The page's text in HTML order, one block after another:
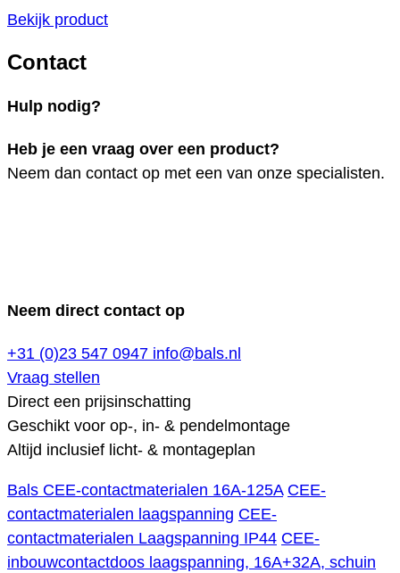
Bekijk product
Contact
Hulp nodig?
Heb je een vraag over een product?
Neem dan contact op met een van onze specialisten.
Neem direct contact op
+31 (0)23 547 0947 info@bals.nl
Vraag stellen
Direct een prijsinschatting
Geschikt voor op-, in- & pendelmontage
Altijd inclusief licht- & montageplan
Bals CEE-contactmaterialen 16A-125A CEE-
contactmaterialen laagspanning CEE-
contactmaterialen Laagspanning IP44 CEE-
inbouwcontactdoos laagspanning, 16A+32A, schuin